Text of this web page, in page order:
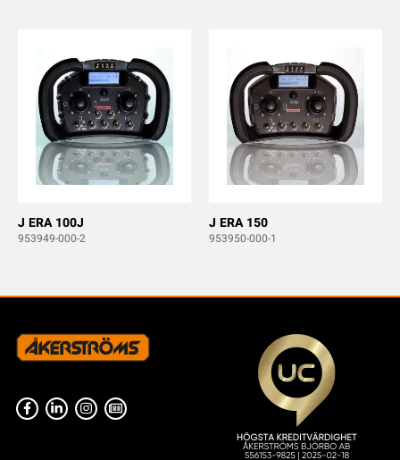
J ERA 100J
953949-000-2
J ERA 150
953950-000-1